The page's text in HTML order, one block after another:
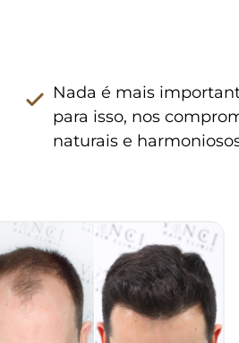
Nada é mais
para isso, nos
naturais e